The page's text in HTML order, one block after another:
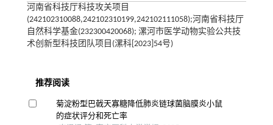
河南省科技厅科技攻关项目
(242102310088,242102310199,242102111058);河南省科技厅
自然科学基金(232300420068); 漯河市医学动物实验公共技
术创新型科技团队项目(漯科[2023]54号)